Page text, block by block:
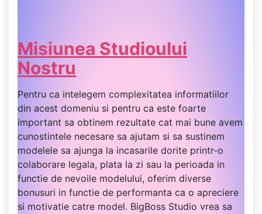
Misiunea Studioului
Nostru
Pentru ca intelegem complexitatea informatiilor
din acest domeniu si pentru ca este foarte
important sa obtinem rezultate cat mai bune avem
cunostintele necesare sa ajutam si sa sustinem
modelele sa ajunga la incasarile dorite printr-o
colaborare legala, plata la zi sau la perioada in
functie de nevoile modelului, oferim diverse
bonusuri in functie de performanta ca o apreciere
si motivatie catre model. BigBoss Studio vrea sa